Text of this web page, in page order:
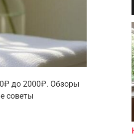
до 2000₽. Обзоры
советы